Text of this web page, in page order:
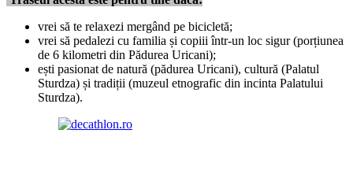
vrei să te relaxezi mergând pe bicicletă;
vrei să pedalezi cu familia și copiii într-un loc sigur (porțiunea
de 6 kilometri din Pădurea Uricani);
ești pasionat de natură (pădurea Uricani), cultură (Palatul
Sturdza) și tradiții (muzeul etnografic din incinta Palatului
Sturdza).